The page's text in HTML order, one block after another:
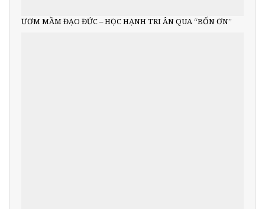
ƯƠM MẦM ĐẠO ĐỨC – HỌC HẠNH TRI ÂN QUA “BỐN ƠN”